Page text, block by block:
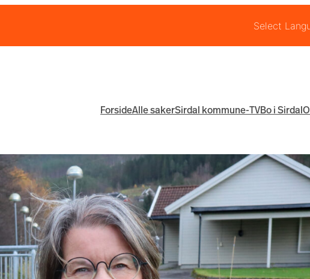
ForsideAlle sakerSirdal kommune-TVBo i Sirdal